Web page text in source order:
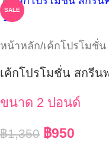
SALE
หน้าหลัก/เค้กโปรโมชั่น
เค้กโปรโมชั่น สกรีน
ขนาด 2 ปอนด์
฿1,350 ฿950